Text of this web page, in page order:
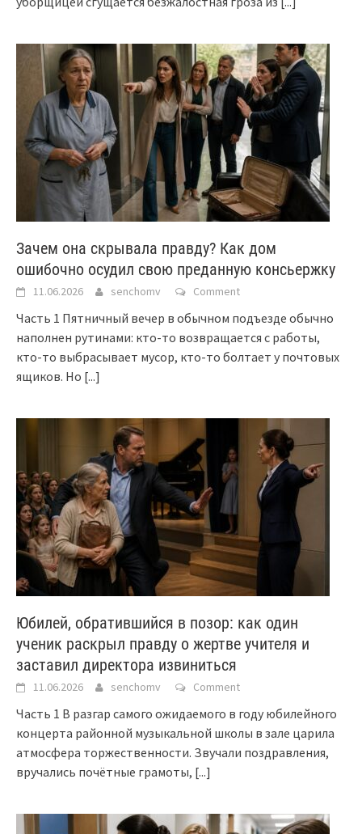
Зачем она скрывала правду? Как дом
ошибочно осудил свою преданную консьержку
11.06.2026 senchomv Comment
Часть 1 Пятничный вечер в обычном подъезде обычно
наполнен рутинами: кто-то возвращается с работы,
кто-то выбрасывает мусор, кто-то болтает у почтовых
ящиков. Но [...]
Юбилей, обратившийся в позор: как один
ученик раскрыл правду о жертве учителя и
заставил директора извиниться
11.06.2026 senchomv Comment
Часть 1 В разгар самого ожидаемого в году юбилейного
концерта районной музыкальной школы в зале царила
атмосфера торжественности. Звучали поздравления,
вручались почётные грамоты, [...]